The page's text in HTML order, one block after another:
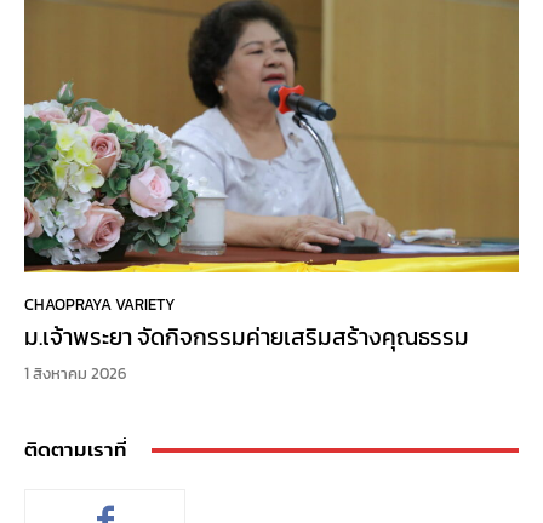
CHAOPRAYA VARIETY
ม.เจ้าพระยา จัดกิจกรรมค่ายเสริมสร้างคุณธรรม
1 สิงหาคม 2026
ติดตามเราที่